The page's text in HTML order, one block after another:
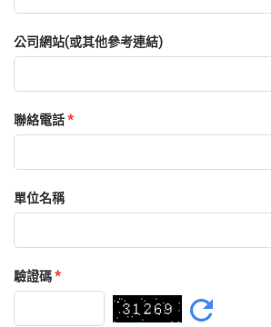
公司網站(或其他參考連結)
聯絡電話*
單位名稱
驗證碼*